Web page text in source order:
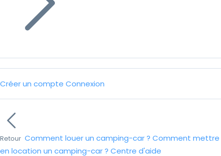
Créer un compte Connexion
Retour Comment louer un camping-car ? Comment mettre
en location un camping-car ? Centre d'aide